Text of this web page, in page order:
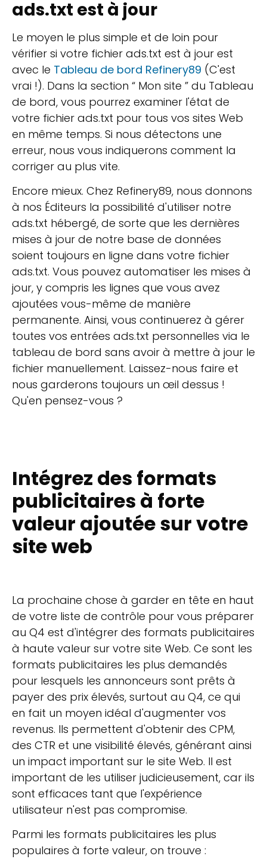
ads.txt est à jour
Le moyen le plus simple et de loin pour
vérifier si votre fichier ads.txt est à jour est
avec le Tableau de bord Refinery89 (C'est
vrai !). Dans la section “ Mon site ” du Tableau
de bord, vous pourrez examiner l'état de
votre fichier ads.txt pour tous vos sites Web
en même temps. Si nous détectons une
erreur, nous vous indiquerons comment la
corriger au plus vite.
Encore mieux. Chez Refinery89, nous donnons
à nos Éditeurs la possibilité d'utiliser notre
ads.txt hébergé, de sorte que les dernières
mises à jour de notre base de données
soient toujours en ligne dans votre fichier
ads.txt. Vous pouvez automatiser les mises à
jour, y compris les lignes que vous avez
ajoutées vous-même de manière
permanente. Ainsi, vous continuerez à gérer
toutes vos entrées ads.txt personnelles via le
tableau de bord sans avoir à mettre à jour le
fichier manuellement. Laissez-nous faire et
nous garderons toujours un œil dessus !
Qu'en pensez-vous ?
Intégrez des formats
publicitaires à forte
valeur ajoutée sur votre
site web
La prochaine chose à garder en tête en haut
de votre liste de contrôle pour vous préparer
au Q4 est d'intégrer des formats publicitaires
à haute valeur sur votre site Web. Ce sont les
formats publicitaires les plus demandés
pour lesquels les annonceurs sont prêts à
payer des prix élevés, surtout au Q4, ce qui
en fait un moyen idéal d'augmenter vos
revenus. Ils permettent d'obtenir des CPM,
des CTR et une visibilité élevés, générant ainsi
un impact important sur le site Web. Il est
important de les utiliser judicieusement, car ils
sont efficaces tant que l'expérience
utilisateur n'est pas compromise.
Parmi les formats publicitaires les plus
populaires à forte valeur, on trouve :